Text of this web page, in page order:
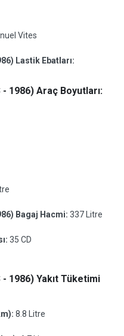
Vites
Lastik Ebatları:
- 1986) Araç Boyutları:
Bagaj Hacmi: 337 Litre
35 CD
- 1986) Yakıt Tüketimi
8.8 Litre